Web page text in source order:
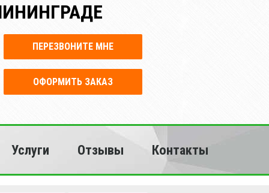
ПЕРЕЗВОНИТЕ МНЕ
ОФОРМИТЬ ЗАКАЗ
Услуги Отзывы Контакты